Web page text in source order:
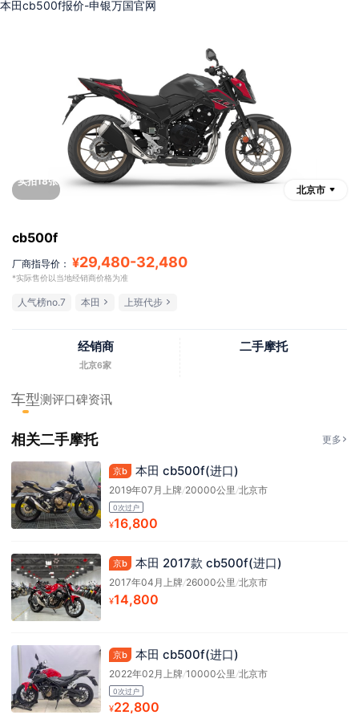
本田cb500f报价-申银万国官网
实拍18张
北京市
cb500f
厂商指导价： ¥29,480-32,480
*实际售价以当地经销商价格为准
人气榜no.7 本田 上班代步
经销商
北京6家
二手摩托
车型测评口碑资讯
相关二手摩托 更多
京b 本田 cb500f(进口)
2019年07月上牌/20000公里 /北京市
0次过户
¥16,800
京b 本田 2017款 cb500f(进口)
2017年04月上牌/26000公里 /北京市
¥14,800
京b 本田 cb500f(进口)
2022年02月上牌/10000公里 /北京市
0次过户
¥22,800